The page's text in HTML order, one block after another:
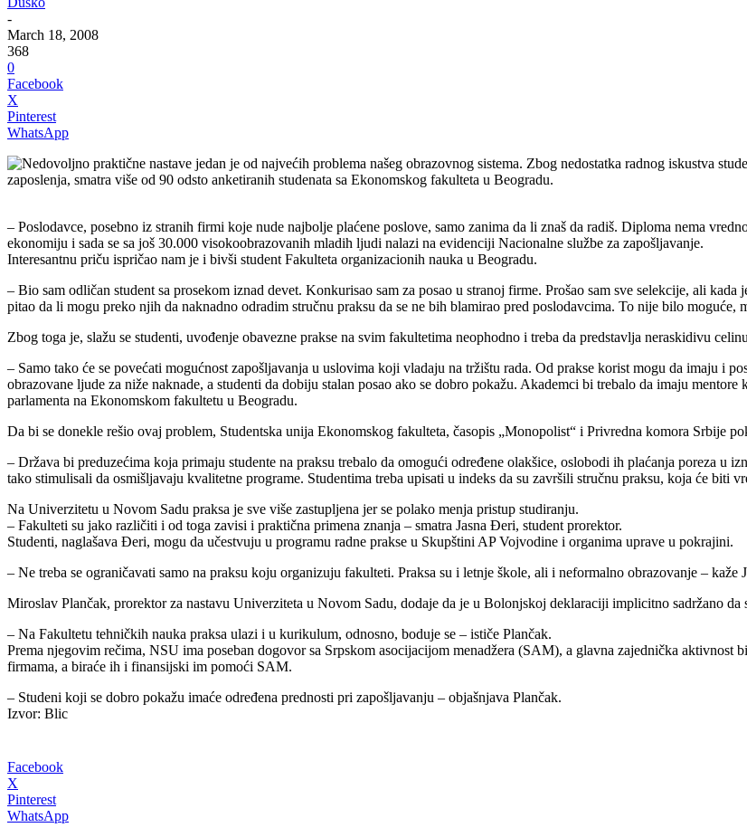
-
March 18, 2008
368
0
Facebook
X
Pinterest
WhatsApp
Nedovoljno praktične nastave jedan je od najvećih problema našeg obrazovnog sistema. Zbog nedostatka radnog iskustva
zaposlenja, smatra više od 90 odsto anketiranih studenata sa Ekonomskog fakulteta u Beogradu.
– Poslodavce, posebno iz stranih firmi koje nude najbolje plaćene poslove, samo zanima da li znaš da radiš. Diploma nema
ekonomiju i sada se sa još 30.000 visokoobrazovanih mladih ljudi nalazi na evidenciji Nacionalne službe za zapošljavanje.
Interesantnu priču ispričao nam je i bivši student Fakulteta organizacionih nauka u Beogradu.
– Bio sam odličan student sa prosekom iznad devet. Konkurisao sam za posao u stranoj firme. Prošao sam sve selekcije, ali
pitao da li mogu preko njih da naknadno odradim stručnu praksu da se ne bih blamirao pred poslodavcima. To nije bilo
Zbog toga je, slažu se studenti, uvođenje obavezne prakse na svim fakultetima neophodno i treba da predstavlja neraskidivu
– Samo tako će se povećati mogućnost zapošljavanja u uslovima koji vladaju na tržištu rada. Od prakse korist mogu da imaju i
obrazovane ljude za niže naknade, a studenti da dobiju stalan posao ako se dobro pokažu. Akademci bi trebalo da imaju
parlamenta na Ekonomskom fakultetu u Beogradu.
Da bi se donekle rešio ovaj problem, Studentska unija Ekonomskog fakulteta, časopis „Monopolist“ i Privredna komora Srbije
– Država bi preduzećima koja primaju studente na praksu trebalo da omogući određene olakšice, oslobodi ih plaćanja poreza u
tako stimulisali da osmišljavaju kvalitetne programe. Studentima treba upisati u indeks da su završili stručnu praksu, koja će biti
Na Univerzitetu u Novom Sadu praksa je sve više zastupljena jer se polako menja pristup studiranju.
– Fakulteti su jako različiti i od toga zavisi i praktična primena znanja – smatra Jasna Đeri, student prorektor.
Studenti, naglašava Đeri, mogu da učestvuju u programu radne prakse u Skupštini AP Vojvodine i organima uprave u pokrajini.
– Ne treba se ograničavati samo na praksu koju organizuju fakulteti. Praksa su i letnje škole, ali i neformalno obrazovanje – kaže
Miroslav Plančak, prorektor za nastavu Univerziteta u Novom Sadu, dodaje da je u Bolonjskoj deklaraciji implicitno sadržano da
– Na Fakultetu tehničkih nauka praksa ulazi i u kurikulum, odnosno, boduje se – ističe Plančak.
Prema njegovim rečima, NSU ima poseban dogovor sa Srpskom asocijacijom menadžera (SAM), a glavna zajednička aktivnost
firmama, a biraće ih i finansijski im pomoći SAM.
– Studeni koji se dobro pokažu imaće određena prednosti pri zapošljavanju – objašnjava Plančak.
Izvor: Blic
Facebook
X
Pinterest
WhatsApp